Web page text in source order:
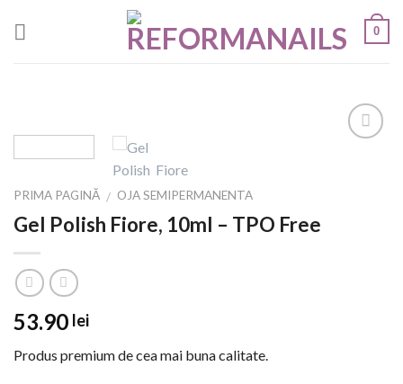
0
PRIMA PAGINĂ / OJA SEMIPERMANENTA
Gel Polish Fiore, 10ml – TPO Free
53.90 lei
Produs premium de cea mai buna calitate.